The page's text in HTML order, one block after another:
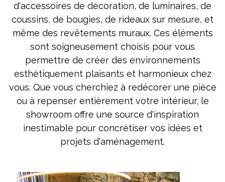
d'accessoires de décoration, de luminaires, de
coussins, de bougies, de rideaux sur mesure, et
même des revêtements muraux. Ces éléments
sont soigneusement choisis pour vous
permettre de créer des environnements
esthétiquement plaisants et harmonieux chez
vous. Que vous cherchiez à redécorer une pièce
ou à repenser entièrement votre intérieur, le
showroom offre une source d'inspiration
inestimable pour concrétiser vos idées et
projets d'aménagement.